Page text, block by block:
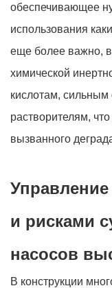
обеспечивающее
использования
еще более важно,
химической
кислотам, сильным
растворителям,
вызванного
и рисками
насосов
В конструкции